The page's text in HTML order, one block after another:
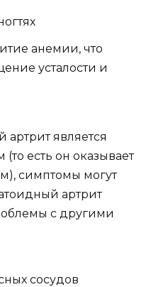
анемии, что
усталости и
является
есть он оказывает
симптомы могут
артрит
с другими
сосудов